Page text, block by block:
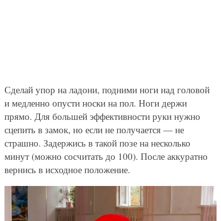
Сделай упор на ладони, подними ноги над головой
и медленно опусти носки на пол. Ноги держи
прямо. Для большей эффективности руки нужно
сцепить в замок, но если не получается — не
страшно. Задержись в такой позе на несколько
минут (можно сосчитать до 100). После аккуратно
вернись в исходное положение.